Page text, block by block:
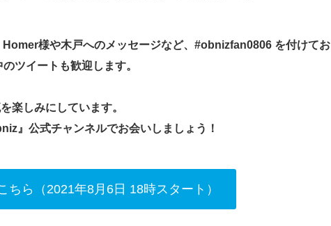
様や木戸へのメッセージなど、#obnizfan0806 を付けてお
ツイートも歓迎します。
楽しみにしています。
』公式チャンネルでお会いしましょう！
ちら（2021年8月6日 18時スタート）